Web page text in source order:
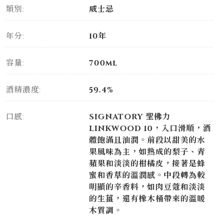
類別: 威士忌
年分: 10年
容量: 700ml
酒精濃度: 59.4%
口感:
SIGNATORY 聖佛力
LINKWOOD 10，入口滑順，酒
體飽滿且油潤。前段以甜美的水
果風味為主，如熟成的梨子、青
蘋果和淡淡的柑橘皮，接著是蜂
蜜和香草的溫潤感。中段轉為較
明顯的辛香料，如肉豆蔻和淡淡
的生薑，還有橡木桶帶來的溫暖
木質調。